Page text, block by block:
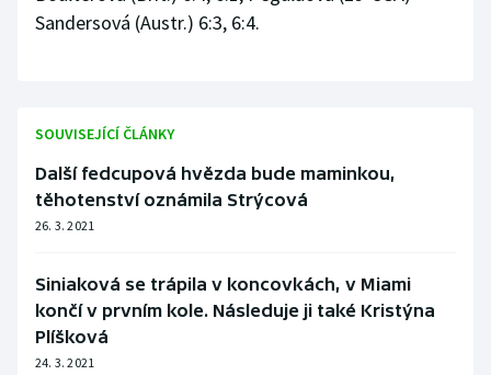
Olympijské hry
Plavání
Plážový volejbal
Rychlobruslení
Rychlostní kanoistika
Sandersová (Austr.) 6:3, 6:4.
SOUVISEJÍCÍ ČLÁNKY
Další fedcupová hvězda bude maminkou,
těhotenství oznámila Strýcová
26. 3. 2021
Siniaková se trápila v koncovkách, v Miami
končí v prvním kole. Následuje ji také Kristýna
Plíšková
24. 3. 2021